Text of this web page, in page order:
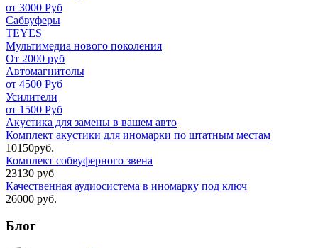
от 3000 Руб
Сабвуферы
TEYES
Мультимедиа нового поколения
От 2000 руб
Автомагнитолы
от 4500 Руб
Усилители
от 1500 Руб
Акустика для замены в вашем авто
Комплект акустики для иномарки по штатным местам
10150руб.
Комплект собвуферного звена
23130 руб
Качественная аудиосистема в иномарку под ключ
26000 руб.
Блог